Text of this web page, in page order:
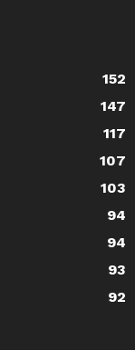
152
147
117
107
103
94
94
93
92